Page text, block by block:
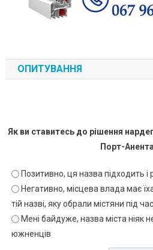
ОПИТУВАННЯ
Як ви ставитесь до рішення
Порт-
Позитивно, ця назва підходить і
Негативно, місцева влада має
тій назві, яку обрали містяни під
Мені байдуже, назва міста ніяк
южненців